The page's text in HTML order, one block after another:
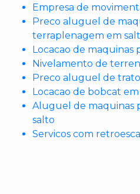
Empresa de
Preco aluguel de
terraplenagem em
Locacao de maquinas
Nivelamento de
Preco aluguel de
Locacao de bobcat
Aluguel de maquinas
salto
Servicos com